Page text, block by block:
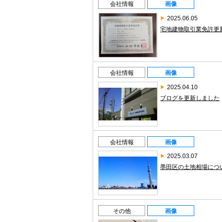
会社情報 画像
2025.06.05
宅地建物取引業免許更
会社情報 画像
2025.04.10
ブログを更新しました
会社情報 画像
2025.03.07
墨田区の土地相場につ
その他 画像